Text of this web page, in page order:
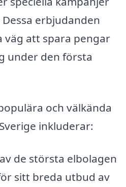
erbjudanden
väg att spara pengar
under den första
och välkända
inkluderar:
de största elbolagen
sitt breda utbud av